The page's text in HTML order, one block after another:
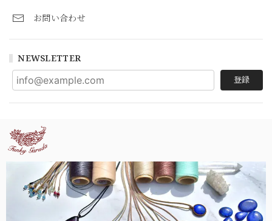
お問い合わせ
NEWSLETTER
登録